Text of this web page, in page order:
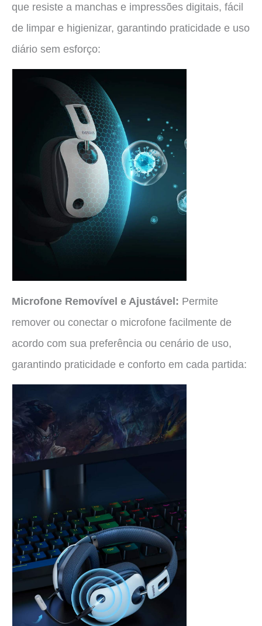
que resiste a manchas e impressões digitais, fácil
de limpar e higienizar, garantindo praticidade e uso
diário sem esforço:
Microfone Removível e Ajustável: Permite
remover ou conectar o microfone facilmente de
acordo com sua preferência ou cenário de uso,
garantindo praticidade e conforto em cada partida: